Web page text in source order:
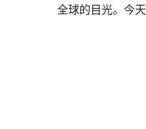
全球的目光。今